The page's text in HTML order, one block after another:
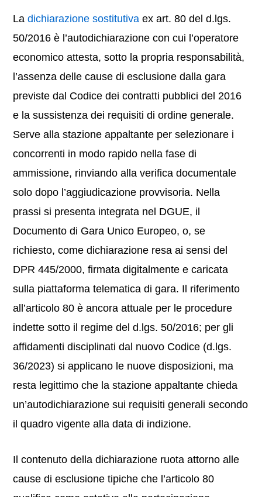
Ladichiarazione sostitutiva ex art. 80 del d.lgs.
50/2016 è l’autodichiarazione con cui l’operatore
economico attesta, sotto la propria responsabilità,
l’assenza delle cause di esclusione dalla gara
previste dal Codice dei contratti pubblici del 2016
e la sussistenza dei requisiti di ordine generale.
Serve alla stazione appaltante per selezionare i
concorrenti in modo rapido nella fase di
ammissione, rinviando alla verifica documentale
solo dopo l’aggiudicazione provvisoria. Nella
prassi si presenta integrata nel DGUE, il
Documento di Gara Unico Europeo, o, se
richiesto, come dichiarazione resa ai sensi del
DPR 445/2000, firmata digitalmente e caricata
sulla piattaforma telematica di gara. Il riferimento
all’articolo 80 è ancora attuale per le procedure
indette sotto il regime del d.lgs. 50/2016; per gli
affidamenti disciplinati dal nuovo Codice (d.lgs.
36/2023) si applicano le nuove disposizioni, ma
resta legittimo che la stazione appaltante chieda
un’autodichiarazione sui requisiti generali secondo
il quadro vigente alla data di indizione.
Il contenuto della dichiarazione ruota attorno alle
cause di esclusione tipiche che l’articolo 80